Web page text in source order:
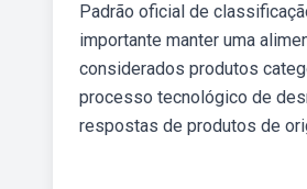
Padrão oficial de
importante manter uma
considerados produtos
processo tecnológico de
respostas de produtos de